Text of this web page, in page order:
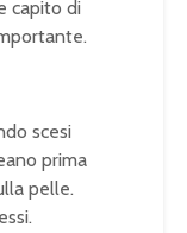
capito di
scesi
prima
pelle.